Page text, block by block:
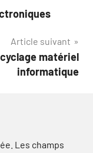
Article suivant
matériel
informatique
Les champs